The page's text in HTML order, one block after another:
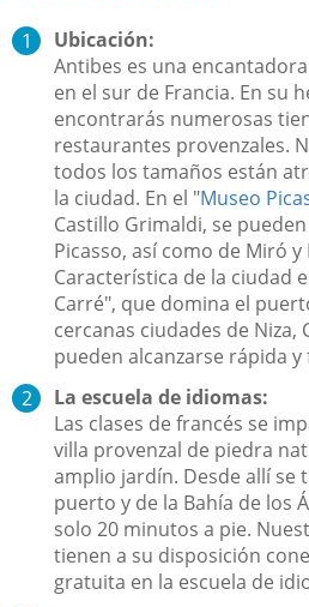
Ubicación:
Antibes es una
en el sur de Francia. En su
encontrarás numerosas
restaurantes provenzales.
todos los tamaños están
la ciudad. En el "Museo
Castillo Grimaldi, se
Picasso, así como de Miró y
Característica de la ciudad
Carré", que domina el
cercanas ciudades de Niza,
pueden alcanzarse rápida
La escuela de idiomas:
Las clases de francés se
villa provenzal de piedra
amplio jardín. Desde allí se
puerto y de la Bahía de los
solo 20 minutos a pie.
tienen a su disposición
gratuita en la escuela de